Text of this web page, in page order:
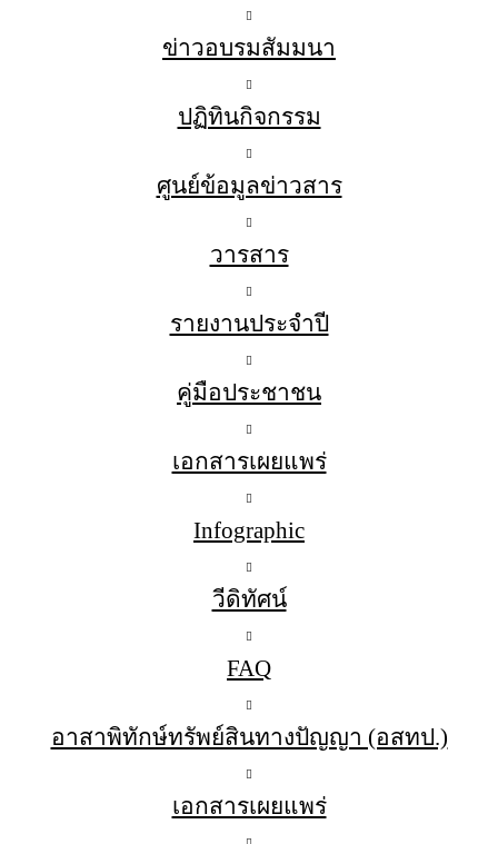
ข่าวอบรมสัมมนา
ปฏิทินกิจกรรม
ศูนย์ข้อมูลข่าวสาร
วารสาร
รายงานประจำปี
คู่มือประชาชน
เอกสารเผยแพร่
Infographic
วีดิทัศน์
FAQ
อาสาพิทักษ์ทรัพย์สินทางปัญญา (อสทป.)
เอกสารเผยแพร่